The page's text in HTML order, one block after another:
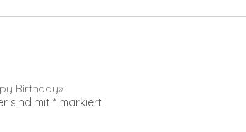
Birthday»
sind mit * markiert